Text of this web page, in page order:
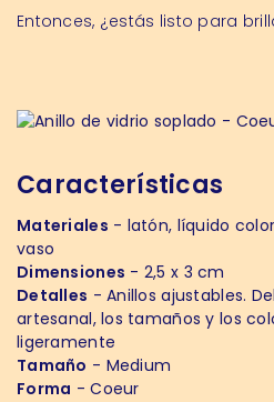
Entonces, ¿estás listo para
Características
Materiales - latón, líquido
vaso
Dimensiones - 2,5 x 3 cm
Detalles - Anillos ajustables.
artesanal, los tamaños y los
ligeramente
Tamaño - Medium
Forma - Coeur